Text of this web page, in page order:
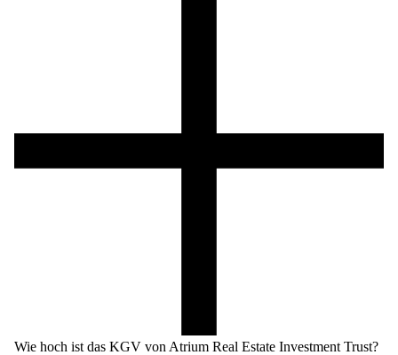
Wie hoch ist das KGV von Atrium Real Estate Investment Trust?